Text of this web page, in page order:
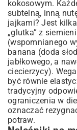
kokosowym.
subtelną, inną
jajkami? Jest
„glutka” z
(wspomnianego
banana (doda
jabłkowego, a
ciecierzycy).
być równie
tradycyjny
ograniczenia w
oznaczać
potraw.